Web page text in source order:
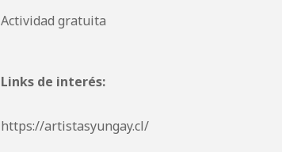
Actividad gratuita
Links de interés:
https://artistasyungay.cl/